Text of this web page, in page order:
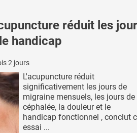
réduit les
handicap
2 jours
L'acupuncture réduit
significativement les jours de
migraine mensuels, les jours de
céphalée, la douleur et le
handicap fonctionnel , conclut
essai ...